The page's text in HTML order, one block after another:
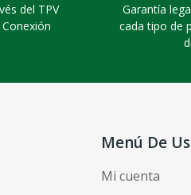
del TPV
Garantía
cada tipo de
Menú De
Mi cuenta